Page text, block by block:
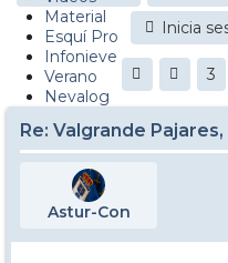
Material
Esquí Pro
Infonieve
Verano
Nevalog
Inicia
3
Re: Valgrande
Astur-Con